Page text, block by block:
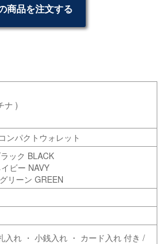
商品を注文する
ナ )
ンパクトウォレット
ック BLACK
ビー NAVY
リーン GREEN
入れ ・ 小銭入れ ・ カード入れ 付き /